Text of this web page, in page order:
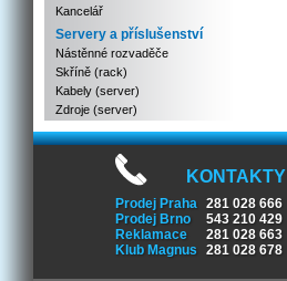
Kancelář
Servery a příslušenství
Nástěnné rozvaděče
Skříně (rack)
Kabely (server)
Zdroje (server)
KONTAKTY
Prodej Praha 281 028 666
Prodej Brno
543 210 429
Reklamace
281 028 663
Klub Magnus
281 028 678